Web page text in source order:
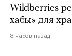
Wildberries
хабы» для
8 часов назад